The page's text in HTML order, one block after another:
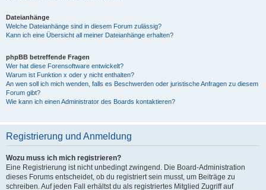
Dateianhänge
Welche Dateianhänge sind in diesem Forum zulässig?
Kann ich eine Übersicht all meiner Dateianhänge erhalten?
phpBB betreffende Fragen
Wer hat diese Forensoftware entwickelt?
Warum ist Funktion x oder y nicht enthalten?
An wen soll ich mich wenden, falls es Beschwerden oder juristische Anfragen zu diesem
Forum gibt?
Wie kann ich einen Administrator des Boards kontaktieren?
Registrierung und Anmeldung
Wozu muss ich mich registrieren?
Eine Registrierung ist nicht unbedingt zwingend. Die Board-Administration
dieses Forums entscheidet, ob du registriert sein musst, um Beiträge zu
schreiben. Auf jeden Fall erhältst du als registriertes Mitglied Zugriff auf